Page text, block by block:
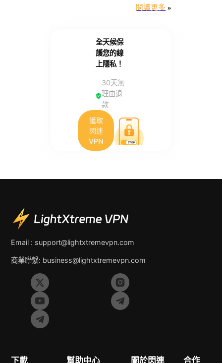
閱讀更多 »
全天候保
護您的線
上隱私！
30天無
理由退
款
獲取
閃連
VPN
Email : support@lightxtremevpn.com
商業聯繫: business@lightxtremevpn.com
下載 幫助中心 關於閃連 合作